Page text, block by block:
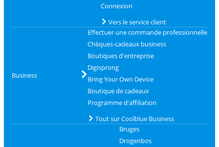
Connexion
Vers le service client
Business
Effectuer une commande professionnelle
Chèques-cadeaux business
Boutiques d'entreprise
Digisprong
Bring Your Own Device
Boutique de cadeaux
Programme d'affiliation
Tout sur Coolblue Business
Bruges
Drogenbos